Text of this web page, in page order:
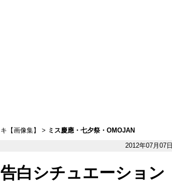
【画像集】 ミス慶應・七夕祭・OMOJAN
2012年07月07日
白シチュエーション